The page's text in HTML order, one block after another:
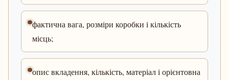
фактична вага, розміри коробки і кількість
місць;
опис вкладення, кількість, матеріал і орієнтовна